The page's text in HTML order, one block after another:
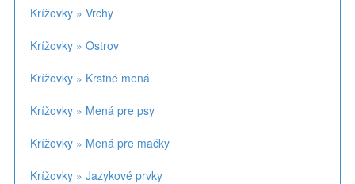
Krížovky » Vrchy
Krížovky » Ostrov
Krížovky » Krstné mená
Krížovky » Mená pre psy
Krížovky » Mená pre mačky
Krížovky » Jazykové prvky